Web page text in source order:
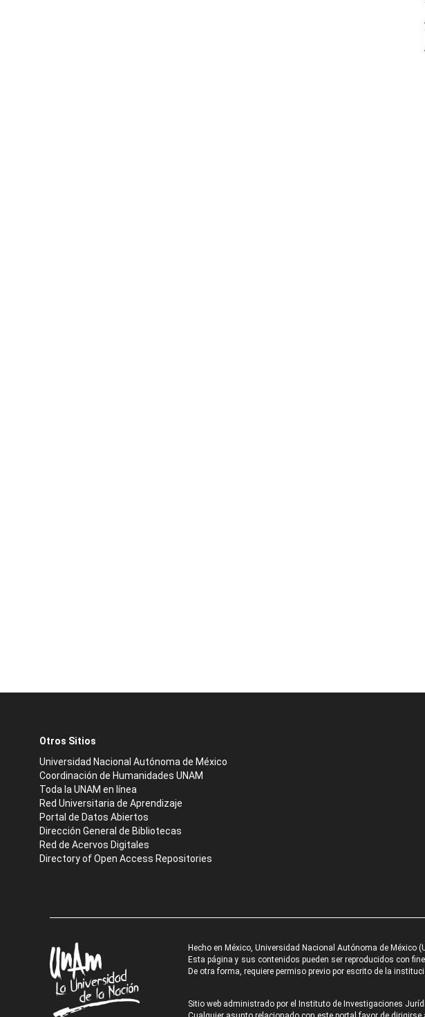
Otros Sitios
Universidad Nacional Autónoma de México
Coordinación de Humanidades UNAM
Toda la UNAM en línea
Red Universitaria de Aprendizaje
Portal de Datos Abiertos
Dirección General de Bibliotecas
Red de Acervos Digitales
Directory of Open Access Repositories
Hecho en México, Universidad Nacional Autónoma de México
Esta página y sus contenidos pueden ser reproducidos con
De otra forma, requiere permiso previo por escrito de la
Sitio web administrado por el Instituto de Investigaciones